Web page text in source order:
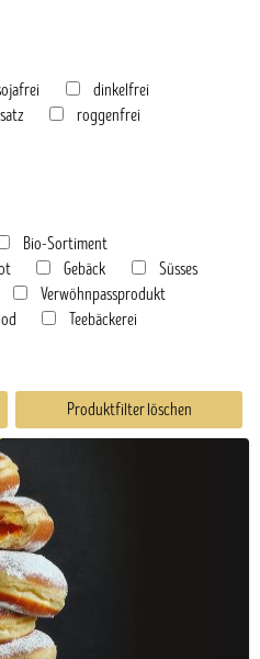
dinkelfrei
roggenfrei
Bio-Sortiment
Gebäck
Süsses
Verwöhnpassprodukt
Teebäckerei
Produktfilter löschen